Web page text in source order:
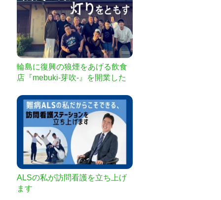
輪島に復興の狼煙をあげる飲食
店『mebuki-芽吹-』を開業した
ALSの私が訪問看護を立ち上げ
ます